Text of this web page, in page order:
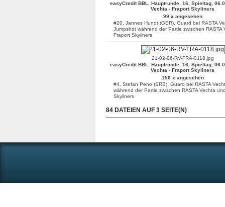
easyCredit BBL, Hauptrunde, 16. Spieltag,
Vechta - Fraport Skyliners
99 x angesehen
#20, Jannes Hundt (GER), Guard bei RASTA
Jumpshot während der Partie zwischen RASTA
Fraport Skyliners
21-02-06-RV-FRA-0118.jpg
easyCredit BBL, Hauptrunde, 16. Spieltag,
Vechta - Fraport Skyliners
156 x angesehen
#4, Stefan Peno (SRB), Guard bei RASTA
während der Partie zwischen RASTA Vechta
Skyliners
84 DATEIEN AUF 3 SEITE(N)